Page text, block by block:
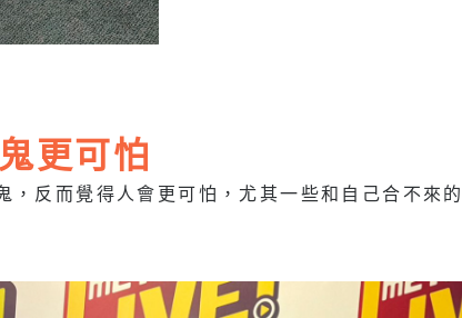
更可怕
反而覺得人會更可怕，尤其一些和自己合不來的